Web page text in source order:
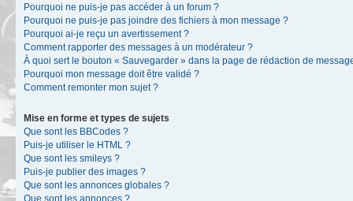
Pourquoi ne puis-je pas accéder à un forum ?
Pourquoi ne puis-je pas joindre des fichiers à mon message ?
Pourquoi ai-je reçu un avertissement ?
Comment rapporter des messages à un modérateur ?
À quoi sert le bouton « Sauvegarder » dans la page de rédaction de
Pourquoi mon message doit être validé ?
Comment remonter mon sujet ?
Mise en forme et types de sujets
Que sont les BBCodes ?
Puis-je utiliser le HTML ?
Que sont les smileys ?
Puis-je publier des images ?
Que sont les annonces globales ?
Que sont les annonces ?